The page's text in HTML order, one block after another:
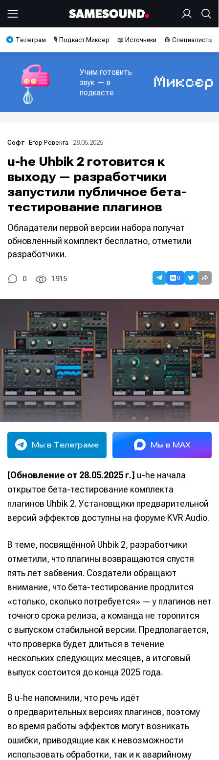
Телеграм 🎙️ Подкаст Миксер 📖 Источники 👷 Специалисты
Учим готовить
звук — в
подкасте
Софт Егор Ревенга 28.05.2025
u-he Uhbik 2 готовится к
выходу — разработчики
запустили публичное бета-
тестирование плагинов
Обладатели первой версии набора получат
обновлённый комплект бесплатно, отметили
разработчики.
0 1915 0
Мы в Телеграме Мы в MAX
[Обновление от 28.05.2025 г.] u-he начала
открытое бета-тестирование комплекта
плагинов Uhbik 2. Установщики предварительной
версий эффектов доступны на форуме KVR Audio.
В теме, посвящённой Uhbik 2, разработчики
отметили, что плагины возвращаются спустя
пять лет забвения. Создатели обращают
внимание, что бета-тестирование продлится
«столько, сколько потребуется» — у плагинов нет
точного срока релиза, а команда не торопится
с выпуском стабильной версии. Предполагается,
что проверка будет длиться в течение
нескольких следующих месяцев, а итоговый
выпуск состоится до конца 2025 года.
В u-he напомнили, что речь идёт
о предварительных версиях плагинов, поэтому
во время работы эффектов могут возникать
ошибки, приводящие как к невозможности
использовать обработки, так и к аварийному